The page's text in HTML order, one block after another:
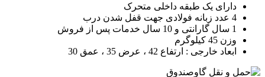
دارای یک طبقه داخلی متحرک
4 عدد زبانه فولادی جهت قفل شدن درب
1 سال گارانتی و 10 سال خدمات پس از فروش
وزن 45 کیلوگرم
ابعاد خارجی : ارتفاع 42 ، عرض 35 ، عمق 30